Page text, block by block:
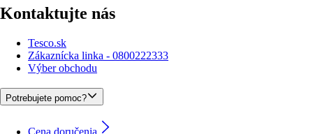
Kontaktujte nás
Tesco.sk
Zákaznícka linka - 0800222333
Výber obchodu
Potrebujete pomoc?
Cena doručenia